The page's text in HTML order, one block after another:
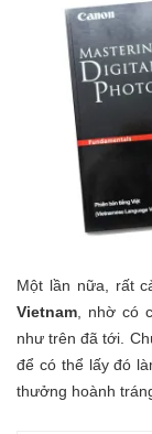
Một lần nữa, rất
Vietnam, nhờ có
như trên đã tới.
để có thể lấy đó
thưởng hoành